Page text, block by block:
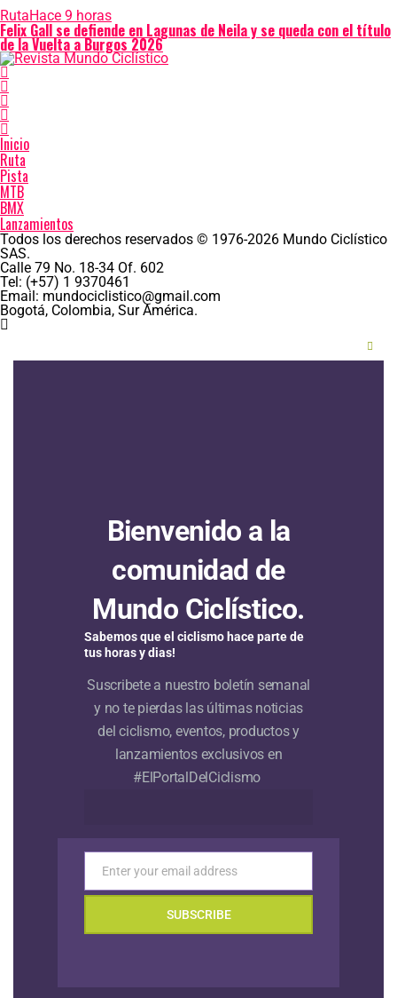
RutaHace 9 horas
Felix Gall se defiende en Lagunas de Neila y se queda con el título
de la Vuelta a Burgos 2026
Inicio
Ruta
Pista
MTB
BMX
Lanzamientos
Todos los derechos reservados © 1976-2026 Mundo Ciclístico
SAS.
Calle 79 No. 18-34 Of. 602
Tel: (+57) 1 9370461
Email: mundociclistico@gmail.com
Bogotá, Colombia, Sur América.
Close
Bienvenido a la
comunidad de
Mundo Ciclístico.
Sabemos que el ciclismo hace parte de
tus horas y dias!
Suscribete a nuestro boletín semanal
y no te pierdas las últimas noticias
del ciclismo, eventos, productos y
lanzamientos exclusivos en
#ElPortalDelCiclismo
Email
Enter your email address
SUBSCRIBE